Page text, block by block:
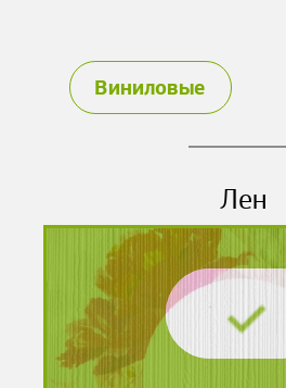
Виниловые
Лен